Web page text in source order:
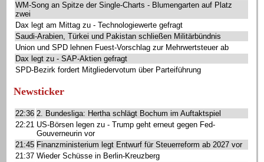
WM-Song an Spitze der Single-Charts - Blumengarten auf Platz
zwei
Dax legt am Mittag zu - Technologiewerte gefragt
Saudi-Arabien, Türkei und Pakistan schließen Militärbündnis
Union und SPD lehnen Fuest-Vorschlag zur Mehrwertsteuer ab
Dax legt zu - SAP-Aktien gefragt
SPD-Bezirk fordert Mitgliedervotum über Parteiführung
Newsticker
22:36 2. Bundesliga: Hertha schlägt Bochum im Auftaktspiel
22:21 US-Börsen legen zu - Trump geht erneut gegen Fed-
Gouverneurin vor
21:45 Finanzministerium legt Entwurf für Steuerreform ab 2027 vor
21:37 Wieder Schüsse in Berlin-Kreuzberg